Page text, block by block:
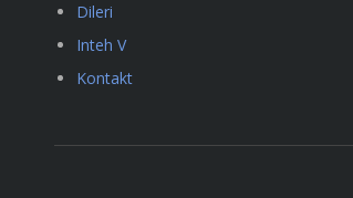
Dileri
Inteh V
Kontakt